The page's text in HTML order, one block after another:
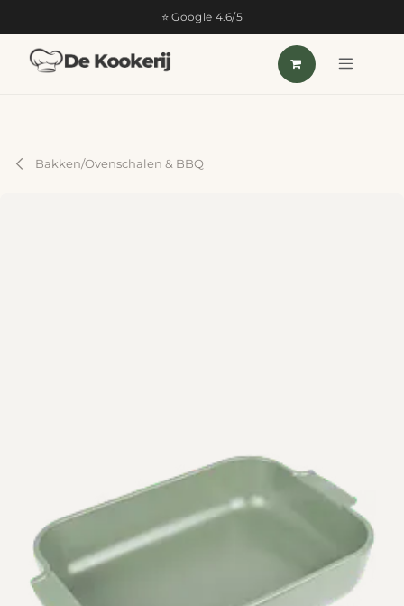
⭐ Google 4.6/5
Bakken/Ovenschalen & BBQ